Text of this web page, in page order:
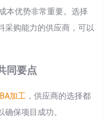
本优势非常重要。选择
采购能力的供应商，可以
同要点
加工 ，供应商的选择都
保项目成功。